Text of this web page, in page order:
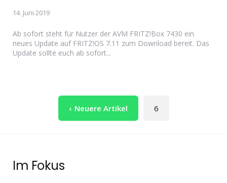
14. Juni 2019
Ab sofort steht für Nutzer der AVM FRITZ!Box 7430 ein
neues Update auf FRITZ!OS 7.11 zum Download bereit. Das
Update sollte euch ab sofort...
Seitennummerierung
Neuere Artikel 6
Im Fokus